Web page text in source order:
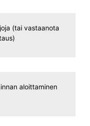
(tai vastaanota
aloittaminen